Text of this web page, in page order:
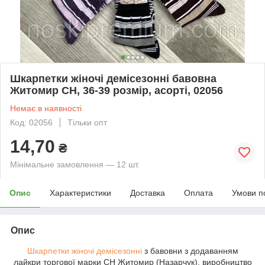
Шкарпетки жіночі демісезонні бавовна
Житомир СН, 36-39 розмір, асорті, 02056
Немає в наявності
Код: 02056
Тільки опт
14,70 ₴
Мінімальне замовлення — 12 шт.
Опис Характеристики Доставка Оплата Умови
Опис
Шкарпетки жіночі демісезонніз бавовни з додаванням
лайкри торгової марки СН Житомир (Назарчук), виробництво